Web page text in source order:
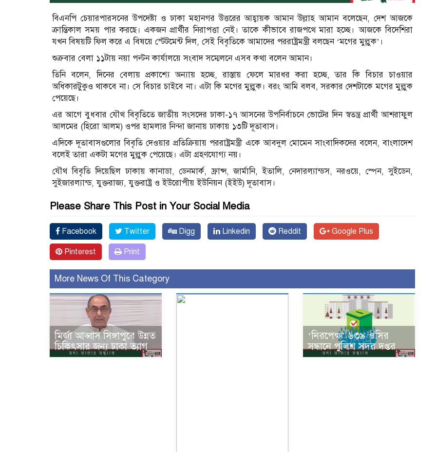
বিএনপি চেয়ারপারসনের উপদেষ্টা ও ঢাকা মহানগর উত্তরের আহ্বায়ক আমান উল্লাহ আমান বলেছেন, দেশ আজকে
ক্রান্তিকাল সময় পার করছে। একজন প্রার্থীর নিরাপত্তা নেই। তাকে কীভাবে রাজপথে মারা হচ্ছে। আজকে বিদেশিরা
যখন বিষয়টি ফিল করে এ বিষয়ে স্টেটমেন্ট দিল, সেই বিবৃতিকে আমাদের পররাষ্ট্রমন্ত্রী বলছেন ‘মগের মুল্লুক’।
শুক্রবার বেলা ১১টায় নয়া পল্টন কার্যালয়ে সংবাদ সম্মেলনে এসব কথা বলেন আমান।
তিনি বলেন, দিনের বেলায় প্রকাশ্যে অন্যায় হচ্ছে, রাস্তায় ফেলে মারধর করা হচ্ছে, তার কি বিচার চাওয়ার
অধিকারটুকুও থাকবে না। সে বিচার চাইবে না। এটা কি মগের মুল্লুক। বরং আমি বলব, সরকার দেশটাকে মগের মুল্লুক
পেয়েছে।
এর আগে বুধবার যৌথ বিবৃতিতে জাতীয় সংসদের ঢাকা-১৭ আসনের উপনির্বাচনে ভোটের দিন স্বতন্ত্র প্রার্থী আশরাফুল
আলমের (হিরো আলম) ওপর হামলার নিন্দা জানায় ঢাকায় ১৩টি দূতাবাস।
এদিকে দূতাবাসগুলোর বিবৃতি দেওয়ার প্রতিক্রিয়ায় পররাষ্ট্রমন্ত্রী একে আবদুল মোমেন সাংবাদিকদের বলেন, বাংলাদেশ
বলেই তারা একটা মগের মুল্লুক পেয়েছে। এটা গ্রহণযোগ্য নয়।
যৌথ বিবৃতি দিয়েছিল ঢাকায় কানাডা, ডেনমার্ক, ফ্রান্স, জার্মানি, ইতালি, নেদারল্যান্ডস, নরওয়ে, স্পেন, সুইডেন,
সুইজারল্যান্ড, যুক্তরাজ্য, যুক্তরাষ্ট্র ও ইউরোপীয় ইউনিয়ন (ইইউ) দূতাবাস।
Please Share This Post in Your Social Media
Facebook Twitter Digg Linkedin Reddit Google Plus
Pinterest Print
More News Of This Category
মির্জা আব্বাস সিঙ্গাপুরে উন্নত
চিকিৎসার জন্য ঢাকা ত্যাগ
‘নিরপেক্ষ’ ৬৩৯ ওসির
সন্ধানে পুলিশ সদর দপ্তর